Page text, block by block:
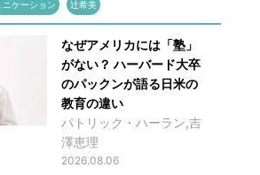
ケーション 辻希美
なぜアメリカには「塾」
がない？ ハーバード大卒
のパックンが語る日米の
教育の違い
パトリック・ハーラン,吉
澤恵理
2026.08.06